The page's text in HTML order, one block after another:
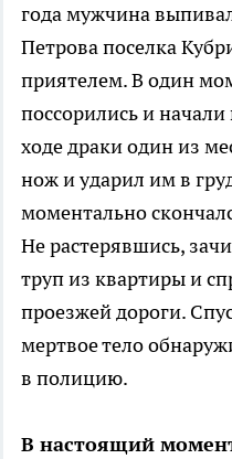
года мужчина
Петрова поселка
приятелем. В один
поссорились и
ходе драки один из
нож и ударил им в
моментально
Не растерявшись,
труп из квартиры и
проезжей дороги.
мертвое тело
в полицию.
В настоящий